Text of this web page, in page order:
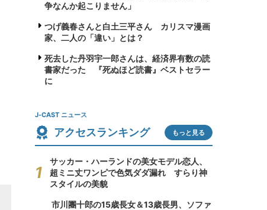
争なんか起こりません」
つげ義春さんと白土三平さん カリスマ漫画
家、二人の「違い」とは？
死去した丹羽宇一郎さんは、経済界有数の読
書家だった 『死ぬほど読書』ベストセラー
に
J-CAST ニュース
アクセスランキング もっと見る
サッカー・ハーランドの美女モデル恋人、
超ミニ丈ワンピで色気ダダ漏れ すらり神
スタイルの美貌
市川團十郎の15歳長女＆13歳長男、ソファ